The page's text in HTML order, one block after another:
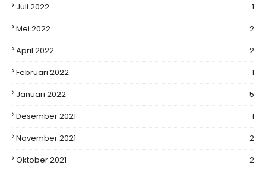
Juli 2022
1
Mei 2022
2
April 2022
2
Februari 2022
1
Januari 2022
5
Desember 2021
1
November 2021
2
Oktober 2021
2